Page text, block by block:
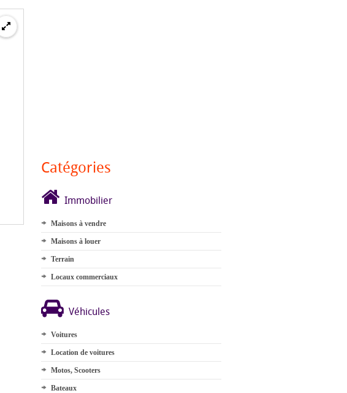
Catégories
Immobilier
Maisons à vendre
Maisons à louer
Terrain
Locaux commerciaux
Véhicules
Voitures
Location de voitures
Motos, Scooters
Bateaux